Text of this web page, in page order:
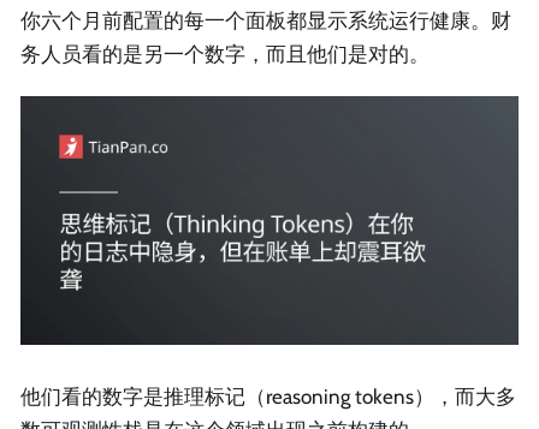
你六个月前配置的每一个面板都显示系统运行健康。财
务人员看的是另一个数字，而且他们是对的。
他们看的数字是推理标记（reasoning tokens），而大多